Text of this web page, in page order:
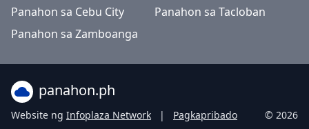
Panahon sa Cebu City
Panahon sa Tacloban
Panahon sa Zamboanga
panahon.ph
Website ng Infoplaza Network | Pagkapribado © 2026